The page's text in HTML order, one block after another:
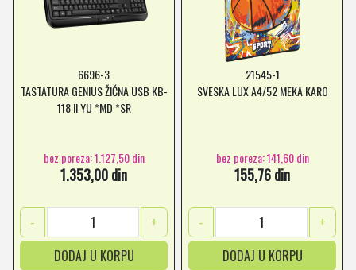
6696-3
TASTATURA GENIUS ŽIČNA USB KB-
118 II YU *MD *SR
bez poreza: 1.127,50 din
1.353,00 din
-
+
DODAJ U KORPU
21545-1
SVESKA LUX A4/52 MEKA KARO
bez poreza: 141,60 din
155,76 din
-
+
DODAJ U KORPU